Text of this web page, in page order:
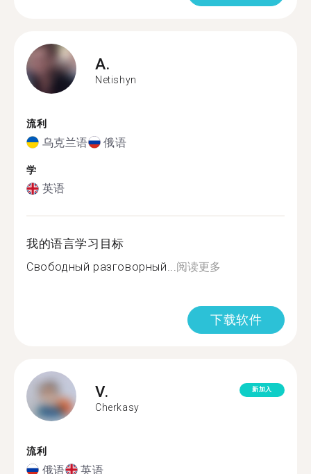
A.
Netishyn
流利
乌克兰语 俄语
学
英语
我的语言学习目标
Свободный разговорный...阅读更多
下载软件
V.
Cherkasy
新加入
流利
俄语 英语